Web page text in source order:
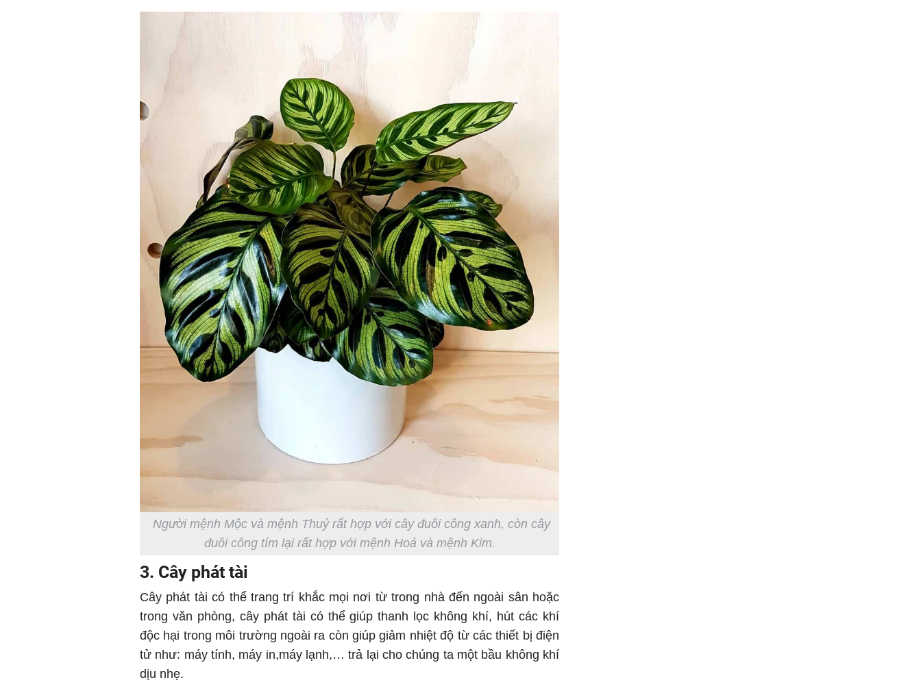
Người mệnh Mộc và mệnh Thuỷ rất hợp với cây đuôi công xanh, còn cây
đuôi công tím lại rất hợp với mệnh Hoả và mệnh Kim.
3. Cây phát tài
Cây phát tài có thể trang trí khắc mọi nơi từ trong nhà đến ngoài sân hoặc
trong văn phòng, cây phát tài có thể giúp thanh lọc không khí, hút các khí
độc hại trong môi trường ngoài ra còn giúp giảm nhiệt độ từ các thiết bị điện
tử như: máy tính, máy in,máy lạnh,… trả lại cho chúng ta một bầu không khí
dịu nhẹ.